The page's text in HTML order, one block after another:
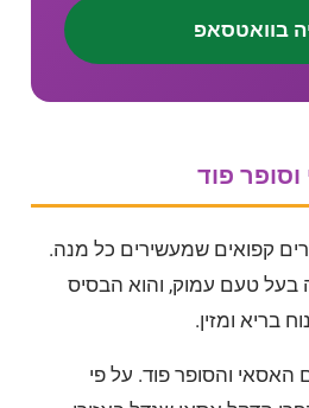
בוואטסאפ
פוד
קפואים שמעשירים כל מנה.
בעל טעם עמוק, והוא הבסיס
בריא ומזין.
האסאי והסופר פוד. על פי